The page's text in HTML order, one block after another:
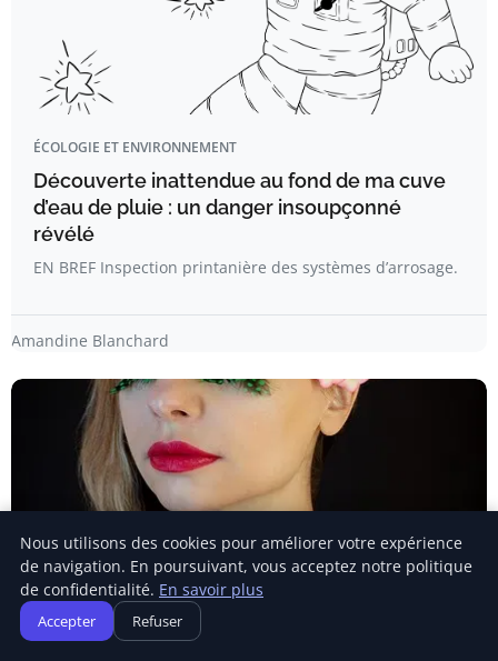
ÉCOLOGIE ET ENVIRONNEMENT
Découverte inattendue au fond de ma cuve
d’eau de pluie : un danger insoupçonné
révélé
EN BREF Inspection printanière des systèmes d’arrosage.
Amandine Blanchard
ÉCOLOGIE ET ENVIRONNEMENT
Nous utilisons des cookies pour améliorer votre expérience
de navigation. En poursuivant, vous acceptez notre politique
de confidentialité. En savoir plus
Accepter Refuser